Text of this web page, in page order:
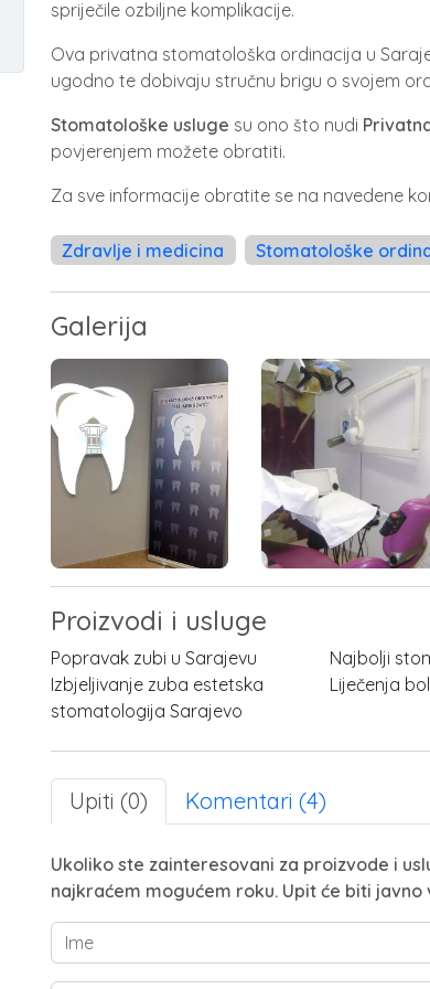
spriječile ozbiljne komplikacije.
Ova privatna stomatološka ordinacija u
ugodno te dobivaju stručnu brigu o svojem
Stomatološke usluge su ono što nudi
povjerenjem možete obratiti.
Za sve informacije obratite se na navedene
Zdravlje i medicina Stomatološke
Galerija
Proizvodi i usluge
Popravak zubi u Sarajevu Najbolji
Izbjeljivanje zuba estetska
stomatologija Sarajevo
Liječenja
Upiti (0) Komentari (4)
Ukoliko ste zainteresovani za proizvode i
najkraćem mogućem roku. Upit će biti javno